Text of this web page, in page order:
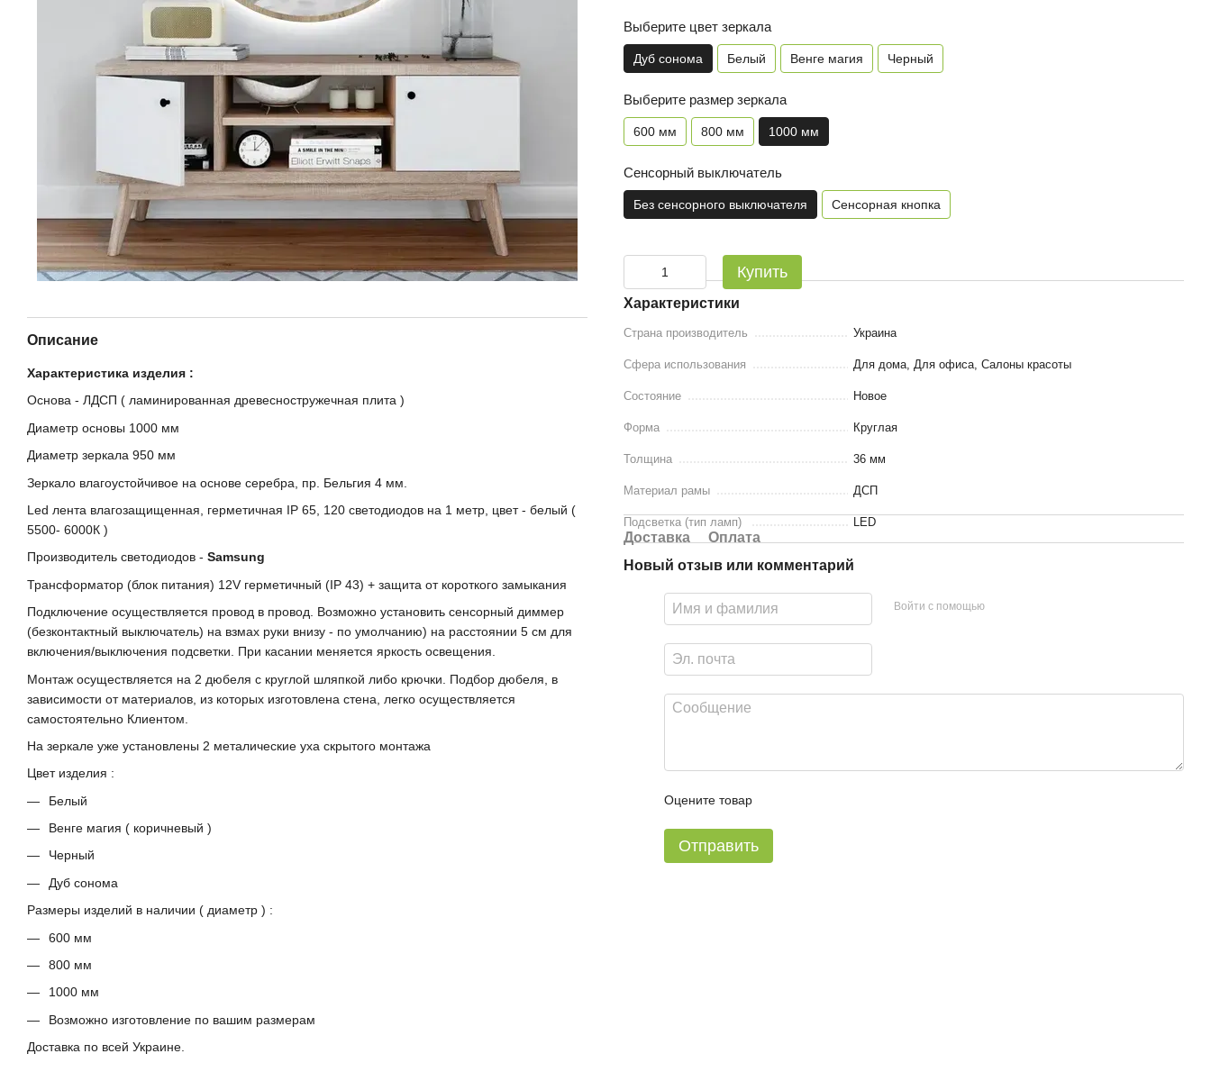
Описание
Характеристика изделия :
Основа - ЛДСП ( ламинированная древесностружечная плита )
Диаметр основы 1000 мм
Диаметр зеркала 950 мм
Зеркало влагоустойчивое на основе серебра, пр. Бельгия 4 мм.
Led лента влагозащищенная, герметичная IP 65, 120 светодиодов на 1 метр, цвет - белый (
5500- 6000К )
Производитель светодиодов - Samsung
Трансформатор (блок питания) 12V герметичный (IP 43) + защита от короткого замыкания
Подключение осуществляется провод в провод. Возможно установить сенсорный диммер
(безконтактный выключатель) на взмах руки внизу - по умолчанию) на расстоянии 5 см для
включения/выключения подсветки. При касании меняется яркость освещения.
Монтаж осуществляется на 2 дюбеля с круглой шляпкой либо крючки. Подбор дюбеля, в
зависимости от материалов, из которых изготовлена стена, легко осуществляется
самостоятельно Клиентом.
На зеркале уже установлены 2 металические уха скрытого монтажа
Цвет изделия :
Белый
Венге магия ( коричневый )
Черный
Дуб сонома
Размеры изделий в наличии ( диаметр ) :
600 мм
800 мм
1000 мм
Возможно изготовление по вашим размерам
Доставка по всей Украине.
Выберите цвет зеркала
Дуб сонома Белый Венге магия Черный
Выберите размер зеркала
600 мм 800 мм 1000 мм
Сенсорный выключатель
Без сенсорного выключателя Сенсорная кнопка
Купить
Характеристики
Страна производитель Украина
Сфера использования Для дома, Для офиса, Салоны красоты
Состояние Новое
Форма Круглая
Толщина 36 мм
Материал рамы ДСП
Подсветка (тип ламп) LED
Доставка
Оплата
Новый отзыв или комментарий
Войти с помощью
Оцените товар
Отправить